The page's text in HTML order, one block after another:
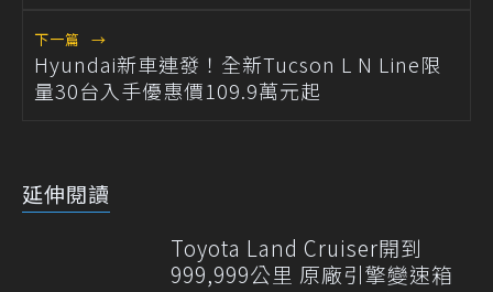
下一篇 →
Hyundai新車連發！全新Tucson L N Line限
量30台入手優惠價109.9萬元起
延伸閱讀
Toyota Land Cruiser開到
999,999公里 原廠引擎變速箱